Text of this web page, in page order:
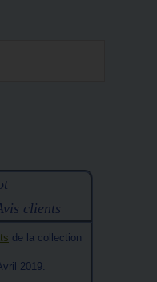
clients
de la collection
2019.